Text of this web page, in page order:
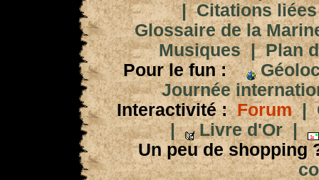
|Citations
Glossaire de la
Musiques|Plan
Pour le fun :
Journée
Interactivité : Forum|
|
Livre d'Or|
Un peu de shopping